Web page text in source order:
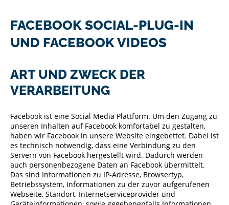
FACEBOOK SOCIAL-PLUG-IN
UND FACEBOOK VIDEOS
ART UND ZWECK DER
VERARBEITUNG
Facebook ist eine Social Media Plattform. Um den Zugang zu
unseren Inhalten auf Facebook komfortabel zu gestalten,
haben wir Facebook in unsere Website eingebettet. Dabei ist
es technisch notwendig, dass eine Verbindung zu den
Servern von Facebook hergestellt wird. Dadurch werden
auch personenbezogene Daten an Facebook übermittelt.
Das sind Informationen zu IP-Adresse, Browsertyp,
Betriebssystem, Informationen zu der zuvor aufgerufenen
Webseite, Standort, Internetserviceprovider und